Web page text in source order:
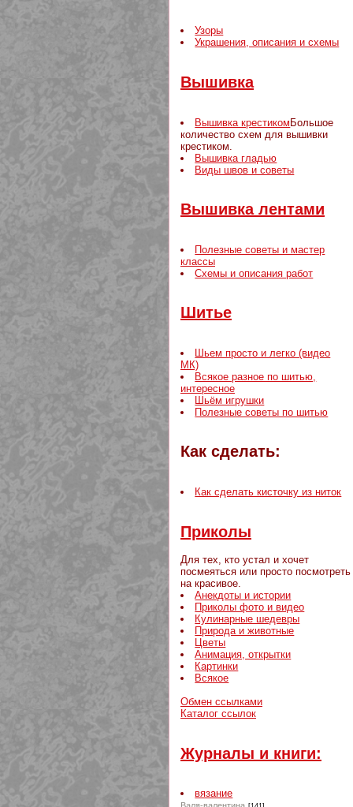
Узоры
Украшения, описания и схемы
Вышивка
Вышивка крестикомБольшое
количество схем для вышивки
крестиком.
Вышивка гладью
Виды швов и советы
Вышивка лентами
Полезные советы и мастер
классы
Схемы и описания работ
Шитье
Шьем просто и легко (видео
МК)
Всякое разное по шитью,
интересное
Шьём игрушки
Полезные советы по шитью
Как сделать:
Как сделать кисточку из ниток
Приколы
Для тех, кто устал и хочет
посмеяться или просто посмотреть
на красивое.
Анекдоты и истории
Приколы фото и видео
Кулинарные шедевры
Природа и животные
Цветы
Анимация, открытки
Картинки
Всякое
Обмен ссылками
Каталог ссылок
Журналы и книги:
вязание